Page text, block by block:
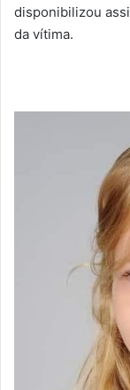
disponibilizou
da vítima.